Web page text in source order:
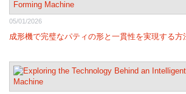
05/01/2026
成形機で完璧なパティの形と一貫性を実現する方